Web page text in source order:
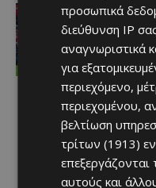
Afentiko
προσωπικά
διεύθυνση IP
αναγνωριστικά
για
περιεχόμενο,
περιεχομένου,
βελτίωση
τρίτων (1913)
επεξεργάζονται
αυτούς και